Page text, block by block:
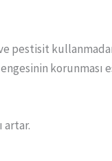
pestisit
korunması
artar.